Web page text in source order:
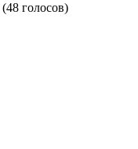
(48 голосов)